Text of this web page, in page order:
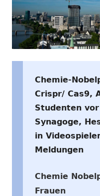
Chemie-
Crispr/ Cas9,
Studenten
Synagoge,
in
Meldungen
Chemie
Frauen